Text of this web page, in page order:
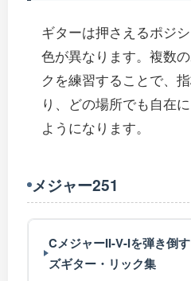
ギターは押さえるポジ
色が異なります。複数
クを練習することで、
り、どの場所でも自在
ようになります。
メジャー251
CメジャーII-V-Iを弾き倒
ズギター・リック集